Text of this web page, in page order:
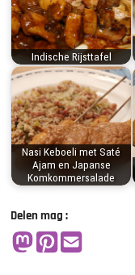
Indische Rijsttafel
Nasi Keboeli met Saté
Ajam en Japanse
Komkommersalade
Delen mag :